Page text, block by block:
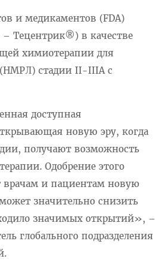
и медикаментов (FDA)
– Тецентрик®) в качестве
химиотерапии для
(НМРЛ) стадии II-IIIA с
доступная
новую эру, когда
получают возможность
Одобрение этого
врачам и пациентам новую
значительно снизить
значимых открытий», –
глобального подразделения